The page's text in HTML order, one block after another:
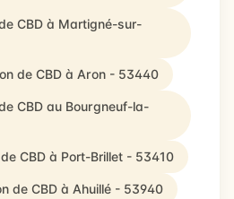
CBD à Martigné-sur-
de CBD à Aron - 53440
CBD au Bourgneuf-la-
CBD à Port-Brillet - 53410
de CBD à Ahuillé - 53940